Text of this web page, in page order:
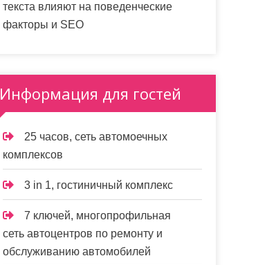
текста влияют на поведенческие
факторы и SEO
Информация для гостей
25 часов, сеть автомоечных
комплексов
3 in 1, гостиничный комплекс
7 ключей, многопрофильная
сеть автоцентров по ремонту и
обслуживанию автомобилей